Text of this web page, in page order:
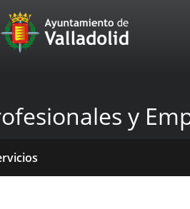
Portal
Web
Ayuntamiento
de
Valladolid
y